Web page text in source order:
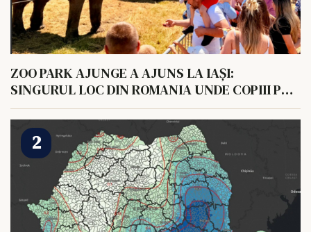
ZOO PARK AJUNGE A AJUNS LA IAȘI:
SINGURUL LOC DIN ROMANIA UNDE COPIII POT
HRANI UN ELEFANT